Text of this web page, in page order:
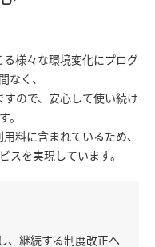
様々な環境変化にプログ
なく、
ので、安心して使い続け
。
料に含まれているため、
スを実現しています。
、継続する制度改正へ